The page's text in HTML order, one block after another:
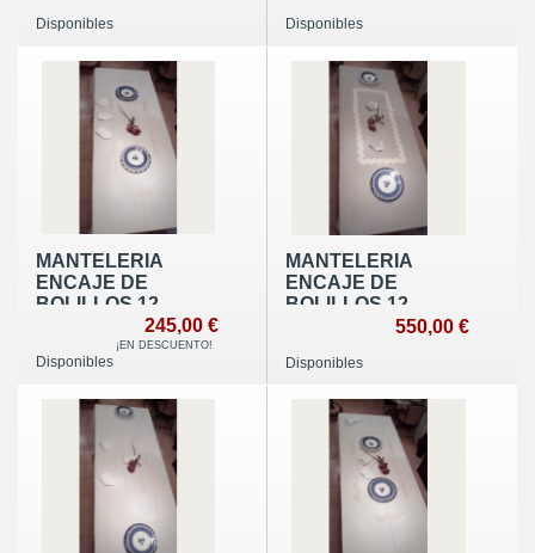
Disponibles Disponibles
MANTELERIA
ENCAJE DE
BOLILLOS 12
245,00 €
¡EN DESCUENTO!
Disponibles
MANTELERIA
ENCAJE DE
BOLILLOS 12
550,00 €
Disponibles